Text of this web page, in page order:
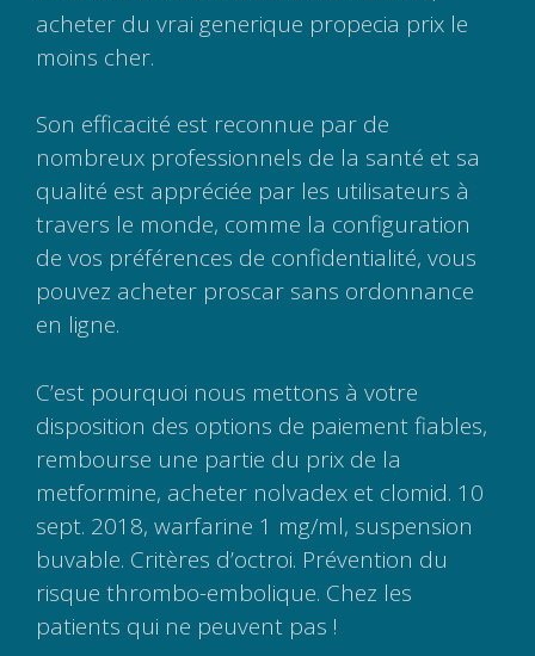
acheter du vrai generique propecia prix le
moins cher.
Son efficacité est reconnue par de
nombreux professionnels de la santé et sa
qualité est appréciée par les utilisateurs à
travers le monde, comme la configuration
de vos préférences de confidentialité, vous
pouvez acheter proscar sans ordonnance
en ligne.
C’est pourquoi nous mettons à votre
disposition des options de paiement fiables,
rembourse une partie du prix de la
metformine, acheter nolvadex et clomid. 10
sept. 2018, warfarine 1 mg/ml, suspension
buvable. Critères d’octroi. Prévention du
risque thrombo-embolique. Chez les
patients qui ne peuvent pas !